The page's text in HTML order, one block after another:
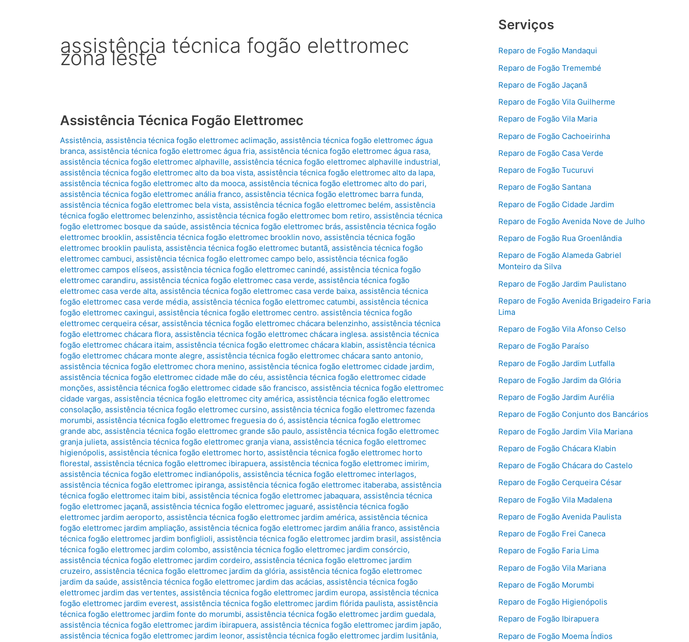
assistência técnica fogão elettromec
zona leste
Assistência Técnica Fogão Elettromec
Assistência, assistência técnica fogão elettromec aclimação, assistência técnica fogão elettromec água
branca, assistência técnica fogão elettromec água fria, assistência técnica fogão elettromec água rasa,
assistência técnica fogão elettromec alphaville, assistência técnica fogão elettromec alphaville industrial,
assistência técnica fogão elettromec alto da boa vista, assistência técnica fogão elettromec alto da lapa,
assistência técnica fogão elettromec alto da mooca, assistência técnica fogão elettromec alto do pari,
assistência técnica fogão elettromec anália franco, assistência técnica fogão elettromec barra funda,
assistência técnica fogão elettromec bela vista, assistência técnica fogão elettromec belém, assistência
técnica fogão elettromec belenzinho, assistência técnica fogão elettromec bom retiro, assistência técnica
fogão elettromec bosque da saúde, assistência técnica fogão elettromec brás, assistência técnica fogão
elettromec brooklin, assistência técnica fogão elettromec brooklin novo, assistência técnica fogão
elettromec brooklin paulista, assistência técnica fogão elettromec butantã, assistência técnica fogão
elettromec cambuci, assistência técnica fogão elettromec campo belo, assistência técnica fogão
elettromec campos elíseos, assistência técnica fogão elettromec canindé, assistência técnica fogão
elettromec carandiru, assistência técnica fogão elettromec casa verde, assistência técnica fogão
elettromec casa verde alta, assistência técnica fogão elettromec casa verde baixa, assistência técnica
fogão elettromec casa verde média, assistência técnica fogão elettromec catumbi, assistência técnica
fogão elettromec caxingui, assistência técnica fogão elettromec centro. assistência técnica fogão
elettromec cerqueira césar, assistência técnica fogão elettromec chácara belenzinho, assistência técnica
fogão elettromec chácara flora, assistência técnica fogão elettromec chácara inglesa. assistência técnica
fogão elettromec chácara itaim, assistência técnica fogão elettromec chácara klabin, assistência técnica
fogão elettromec chácara monte alegre, assistência técnica fogão elettromec chácara santo antonio,
assistência técnica fogão elettromec chora menino, assistência técnica fogão elettromec cidade jardim,
assistência técnica fogão elettromec cidade mãe do céu, assistência técnica fogão elettromec cidade
monções, assistência técnica fogão elettromec cidade são francisco, assistência técnica fogão elettromec
cidade vargas, assistência técnica fogão elettromec city américa, assistência técnica fogão elettromec
consolação, assistência técnica fogão elettromec cursino, assistência técnica fogão elettromec fazenda
morumbi, assistência técnica fogão elettromec freguesia do ó, assistência técnica fogão elettromec
grande abc, assistência técnica fogão elettromec grande são paulo, assistência técnica fogão elettromec
granja julieta, assistência técnica fogão elettromec granja viana, assistência técnica fogão elettromec
higienópolis, assistência técnica fogão elettromec horto, assistência técnica fogão elettromec horto
florestal, assistência técnica fogão elettromec ibirapuera, assistência técnica fogão elettromec imirim,
assistência técnica fogão elettromec indianópolis, assistência técnica fogão elettromec interlagos,
assistência técnica fogão elettromec ipiranga, assistência técnica fogão elettromec itaberaba, assistência
técnica fogão elettromec itaim bibi, assistência técnica fogão elettromec jabaquara, assistência técnica
fogão elettromec jaçanã, assistência técnica fogão elettromec jaguaré, assistência técnica fogão
elettromec jardim aeroporto, assistência técnica fogão elettromec jardim américa, assistência técnica
fogão elettromec jardim ampliação, assistência técnica fogão elettromec jardim anália franco, assistência
técnica fogão elettromec jardim bonfiglioli, assistência técnica fogão elettromec jardim brasil, assistência
técnica fogão elettromec jardim colombo, assistência técnica fogão elettromec jardim consórcio,
assistência técnica fogão elettromec jardim cordeiro, assistência técnica fogão elettromec jardim
cruzeiro, assistência técnica fogão elettromec jardim da glória, assistência técnica fogão elettromec
jardim da saúde, assistência técnica fogão elettromec jardim das acácias, assistência técnica fogão
elettromec jardim das vertentes, assistência técnica fogão elettromec jardim europa, assistência técnica
fogão elettromec jardim everest, assistência técnica fogão elettromec jardim flórida paulista, assistência
técnica fogão elettromec jardim fonte do morumbi, assistência técnica fogão elettromec jardim guedala,
assistência técnica fogão elettromec jardim ibirapuera, assistência técnica fogão elettromec jardim japão,
assistência técnica fogão elettromec jardim leonor, assistência técnica fogão elettromec jardim lusitânia,
Serviços
Reparo de Fogão Mandaqui
Reparo de Fogão Tremembé
Reparo de Fogão Jaçanã
Reparo de Fogão Vila Guilherme
Reparo de Fogão Vila Maria
Reparo de Fogão Cachoeirinha
Reparo de Fogão Casa Verde
Reparo de Fogão Tucuruvi
Reparo de Fogão Santana
Reparo de Fogão Cidade Jardim
Reparo de Fogão Avenida Nove de Julho
Reparo de Fogão Rua Groenlândia
Reparo de Fogão Alameda Gabriel
Monteiro da Silva
Reparo de Fogão Jardim Paulistano
Reparo de Fogão Avenida Brigadeiro Faria
Lima
Reparo de Fogão Vila Afonso Celso
Reparo de Fogão Paraíso
Reparo de Fogão Jardim Lutfalla
Reparo de Fogão Jardim da Glória
Reparo de Fogão Jardim Aurélia
Reparo de Fogão Conjunto dos Bancários
Reparo de Fogão Jardim Vila Mariana
Reparo de Fogão Chácara Klabin
Reparo de Fogão Chácara do Castelo
Reparo de Fogão Cerqueira César
Reparo de Fogão Vila Madalena
Reparo de Fogão Avenida Paulista
Reparo de Fogão Frei Caneca
Reparo de Fogão Faria Lima
Reparo de Fogão Vila Mariana
Reparo de Fogão Morumbi
Reparo de Fogão Higienópolis
Reparo de Fogão Ibirapuera
Reparo de Fogão Moema Índios